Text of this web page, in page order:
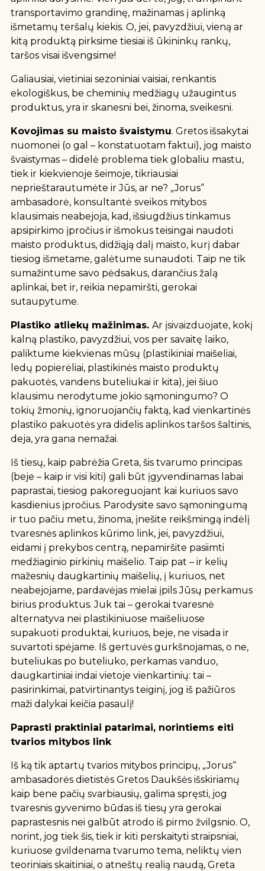
transportavimo grandinę, mažinamas į aplinką
išmetamų teršalų kiekis. O, jei, pavyzdžiui, vieną ar
kitą produktą pirksime tiesiai iš ūkininkų rankų,
taršos visai išvengsime!
Galiausiai, vietiniai sezoniniai vaisiai, renkantis
ekologiškus, be cheminių medžiagų užaugintus
produktus, yra ir skanesni bei, žinoma, sveikesni.
Kovojimas su maisto švaistymu. Gretos išsakytai
nuomonei (o gal – konstatuotam faktui), jog maisto
švaistymas – didelė problema tiek globaliu mastu,
tiek ir kiekvienoje šeimoje, tikriausiai
neprieštarautumėte ir Jūs, ar ne? „Jorus“
ambasadorė, konsultantė sveikos mitybos
klausimais neabejoja, kad, išsiugdžius tinkamus
apsipirkimo įpročius ir išmokus teisingai naudoti
maisto produktus, didžiąją dalį maisto, kurį dabar
tiesiog išmetame, galėtume sunaudoti. Taip ne tik
sumažintume savo pėdsakus, darančius žalą
aplinkai, bet ir, reikia nepamiršti, gerokai
sutaupytume.
Plastiko atliekų mažinimas. Ar įsivaizduojate, kokį
kalną plastiko, pavyzdžiui, vos per savaitę laiko,
paliktume kiekvienas mūsų (plastikiniai maišeliai,
ledų popierėliai, plastikinės maisto produktų
pakuotės, vandens buteliukai ir kita), jei šiuo
klausimu nerodytume jokio sąmoningumo? O
tokių žmonių, ignoruojančių faktą, kad vienkartinės
plastiko pakuotės yra didelis aplinkos taršos šaltinis,
deja, yra gana nemažai.
Iš tiesų, kaip pabrėžia Greta, šis tvarumo principas
(beje – kaip ir visi kiti) gali būt įgyvendinamas labai
paprastai, tiesiog pakoreguojant kai kuriuos savo
kasdienius įpročius. Parodysite savo sąmoningumą
ir tuo pačiu metu, žinoma, įnešite reikšmingą indėlį
tvaresnės aplinkos kūrimo link, jei, pavyzdžiui,
eidami į prekybos centrą, nepamiršite pasiimti
medžiaginio pirkinių maišelio. Taip pat – ir kelių
mažesnių daugkartinių maišelių, į kuriuos, net
neabejojame, pardavėjas mielai įpils Jūsų perkamus
birius produktus. Juk tai – gerokai tvaresnė
alternatyva nei plastikiniuose maišeliuose
supakuoti produktai, kuriuos, beje, ne visada ir
suvartoti spėjame. Iš gertuvės gurkšnojamas, o ne,
buteliukas po buteliuko, perkamas vanduo,
daugkartiniai indai vietoje vienkartinių: tai –
pasirinkimai, patvirtinantys teiginį, jog iš pažiūros
maži dalykai keičia pasaulį!
Paprasti praktiniai patarimai, norintiems eiti
tvarios mitybos link
Iš ką tik aptartų tvarios mitybos principų, „Jorus“
ambasadorės dietistės Gretos Daukšės išskiriamų
kaip bene pačių svarbiausių, galima spręsti, jog
tvaresnis gyvenimo būdas iš tiesų yra gerokai
paprastesnis nei galbūt atrodo iš pirmo žvilgsnio. O,
norint, jog tiek šis, tiek ir kiti perskaityti straipsniai,
kuriuose gvildenama tvarumo tema, neliktų vien
teoriniais skaitiniai, o atneštų realią naudą, Greta